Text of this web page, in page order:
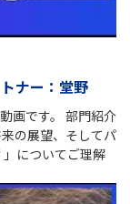
ナー：堂野
画です。 部門紹介
の展望、そしてパ
についてご理解